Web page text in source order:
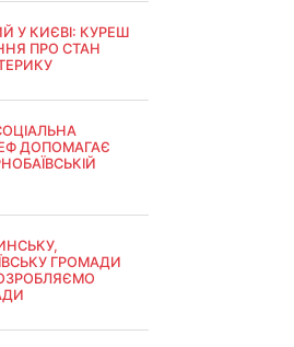
У КИЄВІ: КУРЕШ
ПРО СТАН
ДОПОМАГАЄ
ГРОМАДИ